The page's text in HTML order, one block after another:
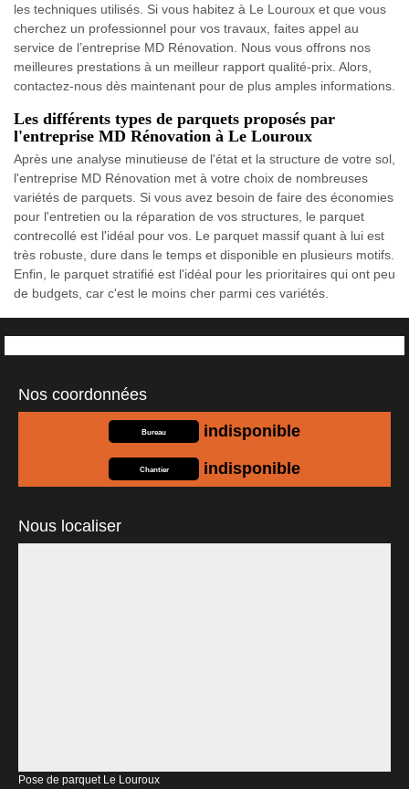
les techniques utilisés. Si vous habitez à Le Louroux et que vous
cherchez un professionnel pour vos travaux, faites appel au
service de l’entreprise MD Rénovation. Nous vous offrons nos
meilleures prestations à un meilleur rapport qualité-prix. Alors,
contactez-nous dès maintenant pour de plus amples informations.
Les différents types de parquets proposés par
l'entreprise MD Rénovation à Le Louroux
Après une analyse minutieuse de l'état et la structure de votre sol,
l'entreprise MD Rénovation met à votre choix de nombreuses
variétés de parquets. Si vous avez besoin de faire des économies
pour l'entretien ou la réparation de vos structures, le parquet
contrecollé est l'idéal pour vos. Le parquet massif quant à lui est
très robuste, dure dans le temps et disponible en plusieurs motifs.
Enfin, le parquet stratifié est l'idéal pour les prioritaires qui ont peu
de budgets, car c'est le moins cher parmi ces variétés.
Nos coordonnées
Bureau indisponible
Chantier indisponible
Nous localiser
Pose de parquet Le Louroux